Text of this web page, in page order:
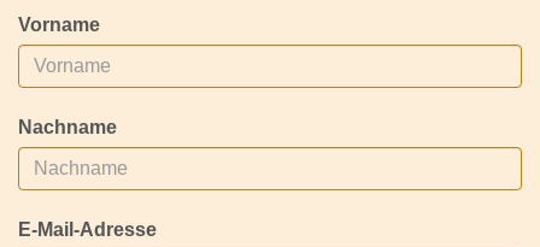
Vorname
Nachname
E-Mail-Adresse